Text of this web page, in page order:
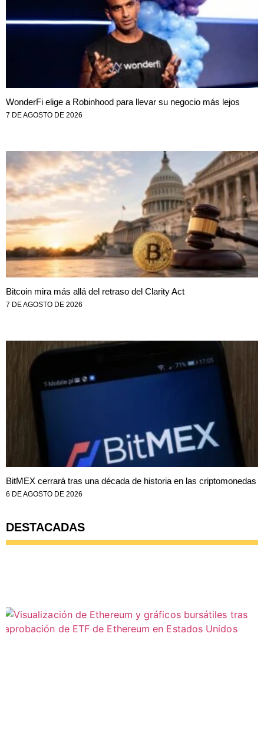
WonderFi elige a Robinhood para llevar su negocio más lejos
7 DE AGOSTO DE 2026
Bitcoin mira más allá del retraso del Clarity Act
7 DE AGOSTO DE 2026
BitMEX cerrará tras una década de historia en las criptomonedas
6 DE AGOSTO DE 2026
DESTACADAS